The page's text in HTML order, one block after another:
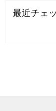
最近チェ